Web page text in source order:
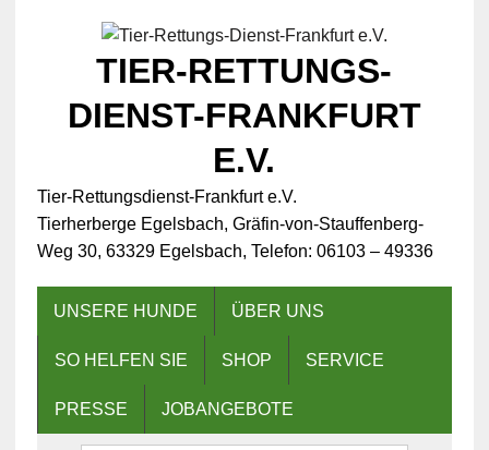
TIER-RETTUNGS-
DIENST-FRANKFURT
E.V.
Tier-Rettungsdienst-Frankfurt e.V.
Tierherberge Egelsbach, Gräfin-von-Stauffenberg-
Weg 30, 63329 Egelsbach, Telefon: 06103 – 49336
UNSERE HUNDE ÜBER UNS
SO HELFEN SIE SHOP SERVICE
PRESSE JOBANGEBOTE